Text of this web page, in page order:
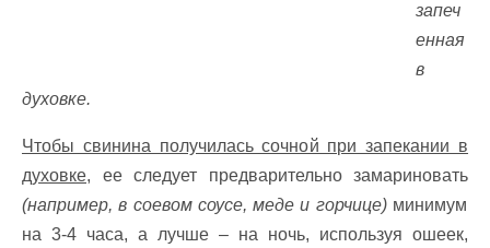
запеч
енная
в
духовке.
Чтобы свинина получилась сочной при запекании в
духовке, ее следует предварительно замариновать
(например, в соевом соусе, меде и горчице)минимум
на 3-4 часа, а лучше – на ночь, используя ошеек,